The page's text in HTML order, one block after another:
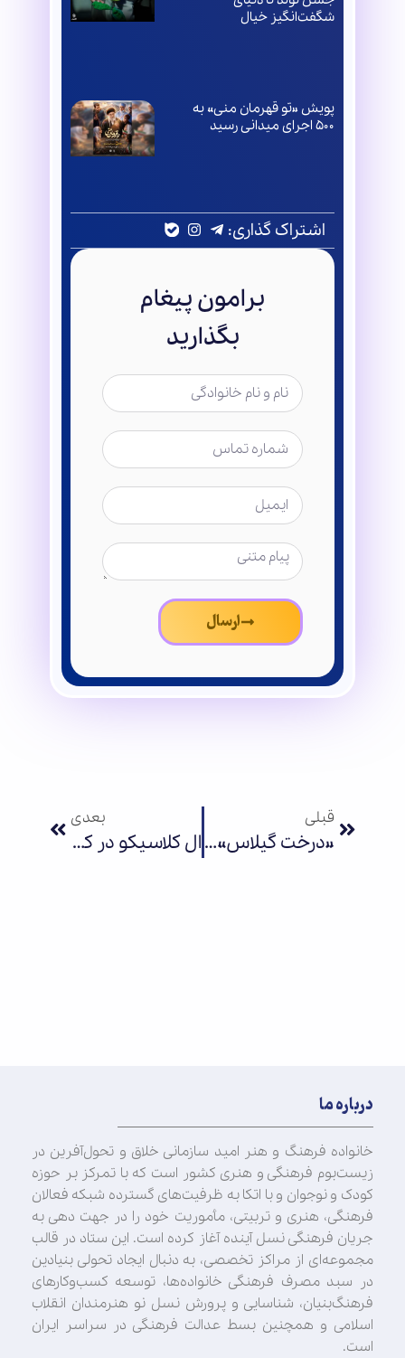
شگفت‌انگیز خیال
پویش «تو قهرمان منی» به
۵۰۰ اجرای میدانی رسید
اشتراک گذاری:
برامون پیغام
بگذارید
ارسال
قبلی
«درخت گیلاس» کودکان را به پرسشگری دعوت می‌کند/روایتی از عاشورا در تئاتر
بعدی
ال کلاسیکو در کارستان بهارستان!
درباره ما
خانواده فرهنگ و هنر امید سازمانی خلاق و تحول‌آفرین در
زیست‌بوم فرهنگی و هنری کشور است که با تمرکز بر حوزه
کودک و نوجوان و با اتکا به ظرفیت‌های گسترده شبکه فعالان
فرهنگی، هنری و تربیتی، مأموریت خود را در جهت‌ دهی به
جریان فرهنگی نسل آینده آغاز کرده است. این ستاد در قالب
مجموعه‌ای از مراکز تخصصی، به دنبال ایجاد تحولی بنیادین
در سبد مصرف فرهنگی خانواده‌ها، توسعه کسب‌وکارهای
فرهنگ‌بنیان، شناسایی و پرورش نسل نو هنرمندان انقلاب
اسلامی و همچنین بسط عدالت فرهنگی در سراسر ایران
است.